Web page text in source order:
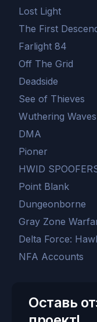
Lost Light
The First
Farlight 84
Off The Grid
Deadside
See of Thieves
Wuthering Waves
DMA
Pioner
HWID
Point Blank
Dungeonborne
Gray Zone
Delta Force:
NFA Accounts
Оставь